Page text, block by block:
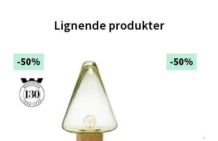
Lignende produkter
-50% -50%
Sortland - Sortland Storsenter
Strangata 26, 8400 Sortland
Åpent i dag 10-19